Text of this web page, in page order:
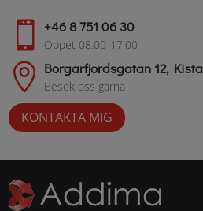
 +46 8 751 06 30
Öppet 08.00-17.00
 Borgarfjordsgatan 12, Kista
Besök oss gärna
KONTAKTA MIG